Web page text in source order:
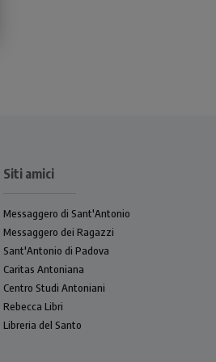
Siti amici
Messaggero di Sant'Antonio
Messaggero dei Ragazzi
Sant'Antonio di Padova
Caritas Antoniana
Centro Studi Antoniani
Rebecca Libri
Libreria del Santo